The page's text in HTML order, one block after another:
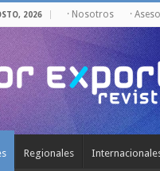
2026 · Nosotros ·
Regionales